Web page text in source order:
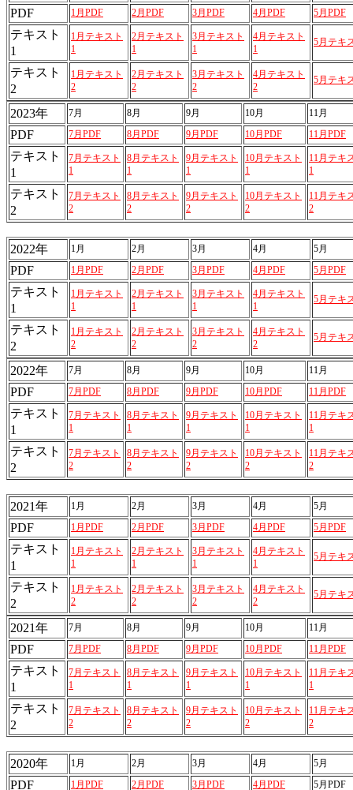
PDF 1月PDF 2月PDF 3月PDF 4月PDF 5月PDF
テキスト
1
1月テキスト
1
2月テキスト
1
3月テキスト
1
4月テキスト
1
5月テキ
テキスト
2
1月テキスト
2
2月テキスト
2
3月テキスト
2
4月テキスト
2
5月テキ
2023年 7月 8月 9月 10月 11月
PDF 7月PDF 8月PDF 9月PDF 10月PDF 11月PDF
テキスト
1
7月テキスト
1
8月テキスト
1
9月テキスト
1
10月テキスト
1
11月テキ
1
テキスト
2
7月テキスト
2
8月テキスト
2
9月テキスト
2
10月テキスト
2
11月テキ
2
2022年 1月 2月 3月 4月 5月
PDF 1月PDF 2月PDF 3月PDF 4月PDF 5月PDF
テキスト
1
1月テキスト
1
2月テキスト
1
3月テキスト
1
4月テキスト
1
5月テキ
テキスト
2
1月テキスト
2
2月テキスト
2
3月テキスト
2
4月テキスト
2
5月テキ
2022年 7月 8月 9月 10月 11月
PDF 7月PDF 8月PDF 9月PDF 10月PDF 11月PDF
テキスト
1
7月テキスト
1
8月テキスト
1
9月テキスト
1
10月テキスト
1
11月テキ
1
テキスト
2
7月テキスト
2
8月テキスト
2
9月テキスト
2
10月テキスト
2
11月テキ
2
2021年 1月 2月 3月 4月 5月
PDF 1月PDF 2月PDF 3月PDF 4月PDF 5月PDF
テキスト
1
1月テキスト
1
2月テキスト
1
3月テキスト
1
4月テキスト
1
5月テキ
テキスト
2
1月テキスト
2
2月テキスト
2
3月テキスト
2
4月テキスト
2
5月テキ
2021年 7月 8月 9月 10月 11月
PDF 7月PDF 8月PDF 9月PDF 10月PDF 11月PDF
テキスト
1
7月テキスト
1
8月テキスト
1
9月テキスト
1
10月テキスト
1
11月テキ
1
テキスト
2
7月テキスト
2
8月テキスト
2
9月テキスト
2
10月テキスト
2
11月テキ
2
2020年 1月 2月 3月 4月 5月
PDF 1月PDF 2月PDF 3月PDF 4月PDF 5月PDF